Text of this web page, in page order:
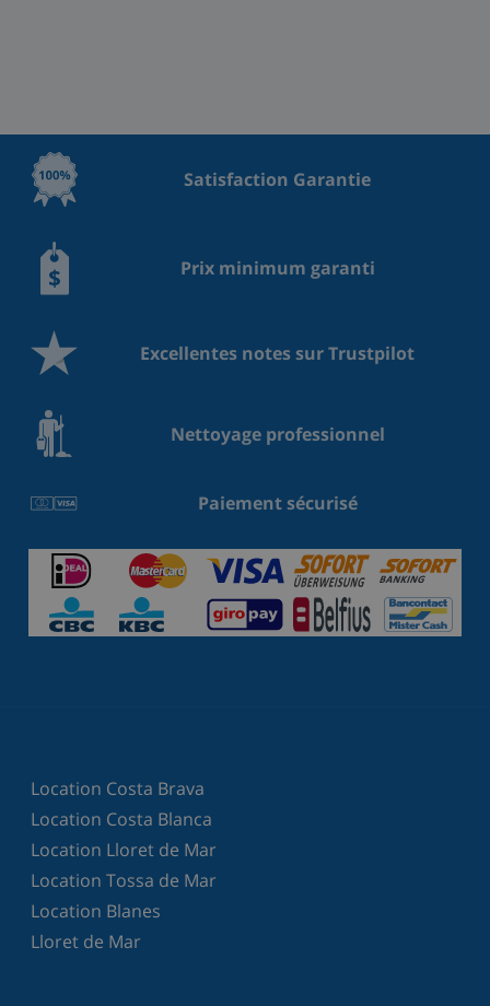
Satisfaction Garantie
Prix minimum garanti
Excellentes notes sur Trustpilot
Nettoyage professionnel
Paiement sécurisé
Location Costa Brava
Location Costa Blanca
Location Lloret de Mar
Location Tossa de Mar
Location Blanes
Lloret de Mar